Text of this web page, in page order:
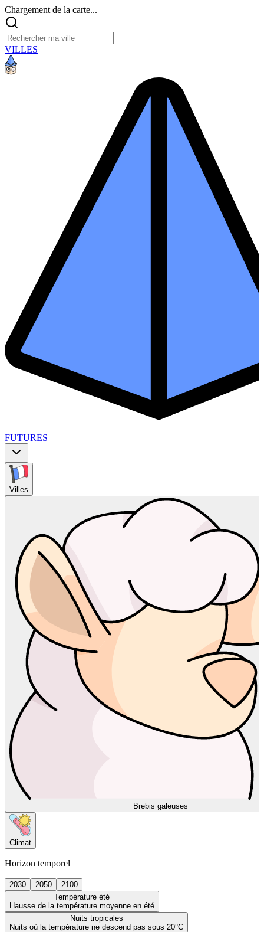
Chargement de la carte...
VILLES
FUTURES
Villes
Brebis galeuses
Climat
Horizon temporel
2030 2050
2100
Température été
Hausse de la température moyenne en été
Nuits tropicales
Nuits où la température ne descend pas sous 20°C